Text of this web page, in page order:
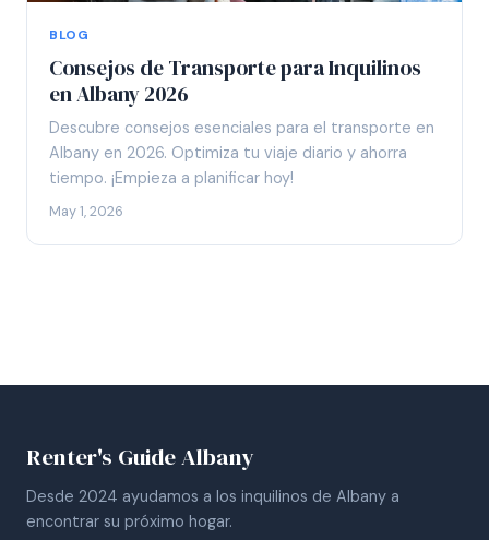
BLOG
Consejos de Transporte para Inquilinos
en Albany 2026
Descubre consejos esenciales para el transporte en
Albany en 2026. Optimiza tu viaje diario y ahorra
tiempo. ¡Empieza a planificar hoy!
May 1, 2026
Renter's Guide Albany
Desde 2024 ayudamos a los inquilinos de Albany a
encontrar su próximo hogar.